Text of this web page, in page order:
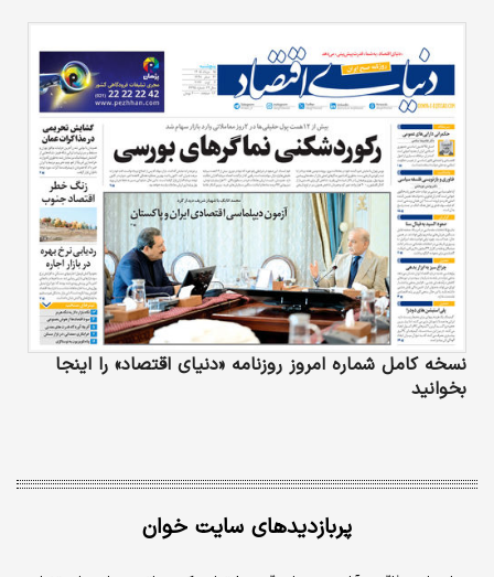
نسخه کامل شماره امروز روزنامه «دنیای‌ اقتصاد» را اینجا
بخوانید
پربازدیدهای سایت خوان